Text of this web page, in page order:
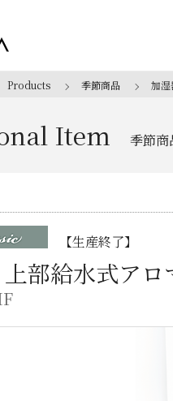
Products 季節商品 加湿
Item 季節商
【生産終了】
部給水式ア